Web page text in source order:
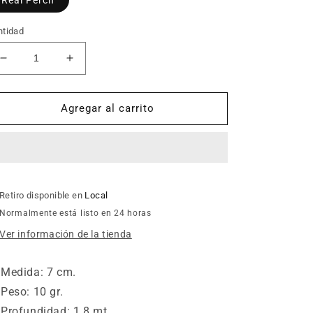
Reducir
cantidad
para
Zuri
SP
Aumentar
cantidad
para
Yo-
Zuri
SP
Agregar al carrito
Retiro disponible en Local
Normalmente está listo en 24 horas
Ver información de la tienda
Medida: 7 cm.
Peso: 10 gr.